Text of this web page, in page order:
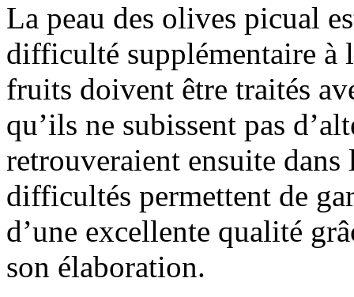
La peau des olives picual
difficulté supplémentaire à
fruits doivent être traités
qu’ils ne subissent pas
retrouveraient ensuite
difficultés permettent de
d’une excellente qualité
son élaboration.